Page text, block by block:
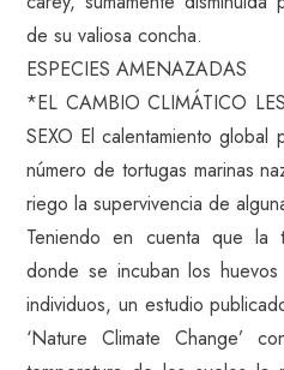
de su valiosa concha.
ESPECIES AMENAZADAS
*EL CAMBIO CLIMÁTICO
SEXO El calentamiento
número de tortugas marinas
riego la supervivencia de
Teniendo en cuenta que la
donde se incuban los
individuos, un estudio
‘Nature Climate Change’